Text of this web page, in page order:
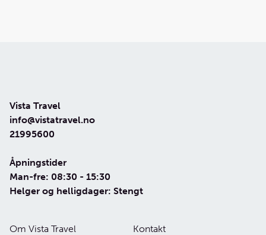
Vista Travel
info@vistatravel.no
21995600
Åpningstider
Man-fre: 08:30 - 15:30
Helger og helligdager: Stengt
Om Vista Travel
Kontakt